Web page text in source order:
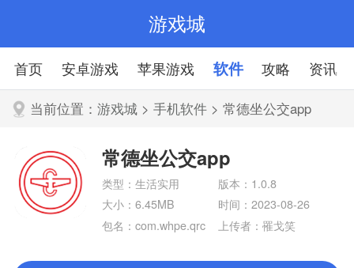
游戏城
首页 安卓游戏 苹果游戏 软件 攻略 资讯
当前位置：游戏城 >手机软件 > 常德坐公交app
常德坐公交app
类型：生活实用
版本：1.0.8
大小：6.45MB
时间：2023-08-26
包名：com.whpe.qrc
上传者：罹戈笑